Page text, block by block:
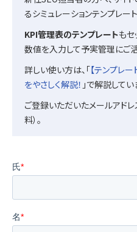
るシミュレーションテンプレー
KPI管理表のテンプレートもセ
数値を入力して予実管理にご活
詳しい使い方は、「【テンプレ
をやさしく解説！ 」で解説してい
ご登録いただいたメールアド
料）。